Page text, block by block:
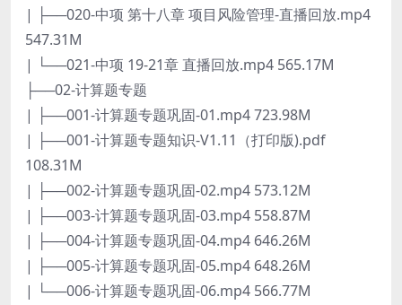
| ├──020-中项 第十八章 项目风险管理-直播回放.mp4
547.31M
| └──021-中项 19-21章 直播回放.mp4 565.17M
├──02-计算题专题
| ├──001-计算题专题巩固-01.mp4 723.98M
| ├──001-计算题专题知识-V1.11（打印版).pdf
108.31M
| ├──002-计算题专题巩固-02.mp4 573.12M
| ├──003-计算题专题巩固-03.mp4 558.87M
| ├──004-计算题专题巩固-04.mp4 646.26M
| ├──005-计算题专题巩固-05.mp4 648.26M
| └──006-计算题专题巩固-06.mp4 566.77M